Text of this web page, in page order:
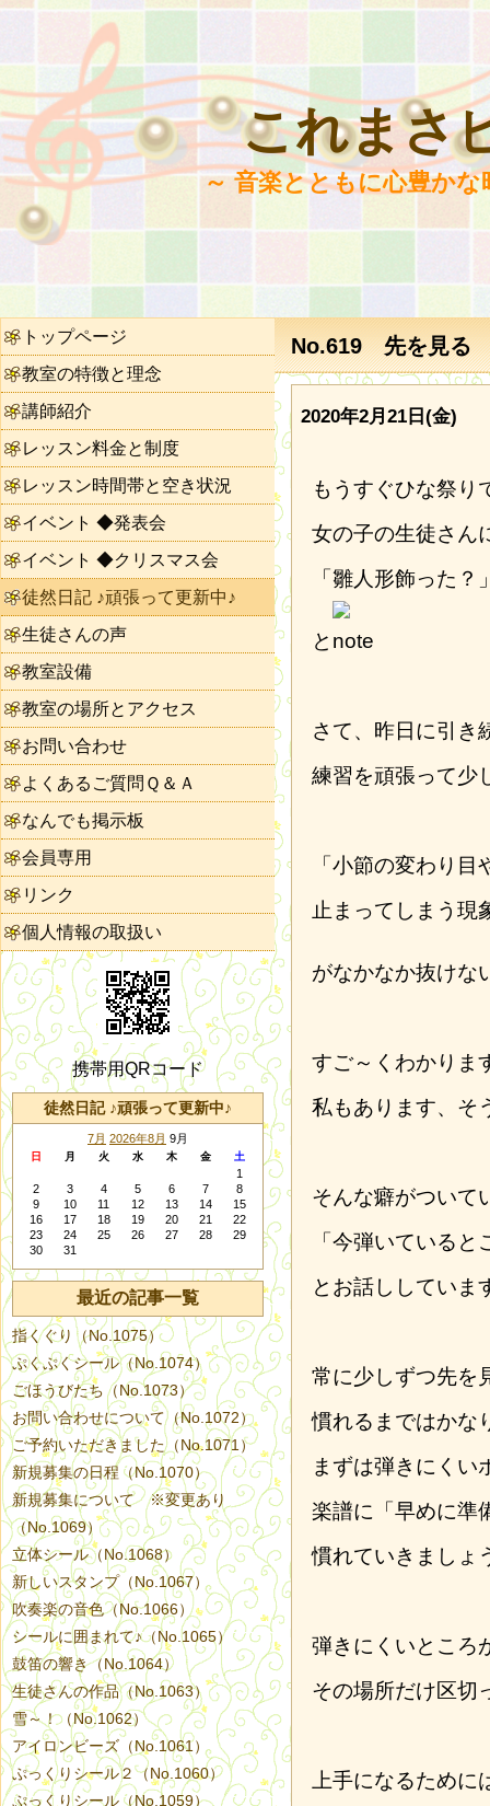
これまさ
～ 音楽とともに心豊か
No.619 先を見る
2020年2月21日(金)
もうすぐひな祭り
女の子の生徒さん
「雛人形飾った
と
さて、昨日に引き
練習を頑張って少
「小節の変わり
止まってしまう現
がなかなか抜けな
すご～くわかりま
私もあります、そ
そんな癖がついて
「今弾いている
とお話ししていま
常に少しずつ先を
慣れるまではかな
まずは弾きにくい
楽譜に「早めに準
慣れていきましょ
弾きにくいところ
その場所だけ区切
上手になるために
トップページ
教室の特徴と理念
講師紹介
レッスン料金と制度
レッスン時間帯と空き状況
イベント ◆発表会
イベント ◆クリスマス会
徒然日記 ♪頑張って更新中♪
生徒さんの声
教室設備
教室の場所とアクセス
お問い合わせ
よくあるご質問Ｑ＆Ａ
なんでも掲示板
会員専用
リンク
個人情報の取扱い
携帯用QRコード
徒然日記 ♪頑張って更新中♪
7月 2026年8月 9月
日 月 火 水 木 金 土
1
2
3 4 5 6 7
8
9
10 11 12 13 14
15
16
17 18 19 20 21
22
23
24 25 26 27 28
29
30
31
最近の記事一覧
指くぐり（No.1075）
ぷくぷくシール（No.1074）
ごほうびたち（No.1073）
お問い合わせについて（No.1072）
ご予約いただきました（No.1071）
新規募集の日程（No.1070）
新規募集について ※変更あり
（No.1069）
立体シール（No.1068）
新しいスタンプ（No.1067）
吹奏楽の音色（No.1066）
シールに囲まれて♪（No.1065）
鼓笛の響き（No.1064）
生徒さんの作品（No.1063）
雪～！（No.1062）
アイロンビーズ（No.1061）
ぷっくりシール２（No.1060）
ぷっくりシール（No.1059）